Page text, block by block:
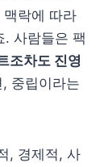
락에 따라
. 사람들은 팩
조차도 진영
, 중립이라는
, 경제적, 사